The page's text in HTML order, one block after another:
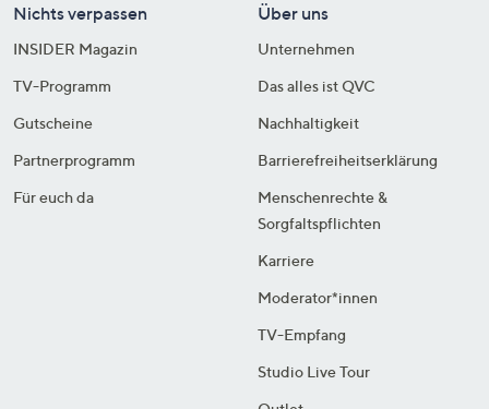
Nichts verpassen
INSIDER Magazin
TV-Programm
Gutscheine
Partnerprogramm
Für euch da
Über uns
Unternehmen
Das alles ist QVC
Nachhaltigkeit
Barrierefreiheitserklärung
Menschenrechte &
Sorgfaltspflichten
Karriere
Moderator*innen
TV-Empfang
Studio Live Tour